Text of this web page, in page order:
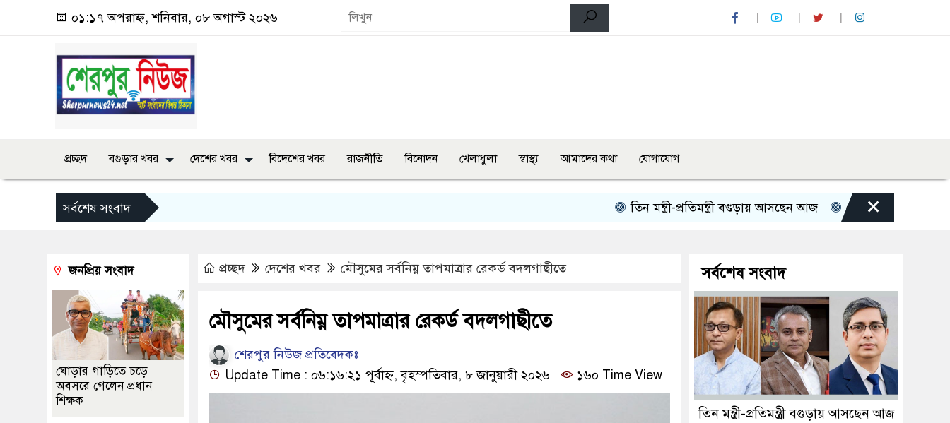
০১:১৭ অপরাহ্ন, শনিবার, ০৮ অগাস্ট ২০২৬
প্রচ্ছদ বগুড়ার খবর দেশের খবর বিদেশের খবর রাজনীতি বিনোদন খেলাধুলা স্বাস্থ্য আমাদের কথা যোগাযোগ
সর্বশেষ সংবাদ তিন মন্ত্রী-প্রতিমন্ত্রী বগুড়ায় আসছেন আজ রোমান্টিক বার্তা দিলেন
×
প্রচ্ছদ দেশের খবর মৌসুমের সর্বনিম্ন তাপমাত্রার রেকর্ড বদলগাছীতে
মৌসুমের সর্বনিম্ন তাপমাত্রার রেকর্ড বদলগাছীতে
শেরপুর নিউজ প্রতিবেদকঃ
Update Time : ০৬:১৬:২১ পূর্বাহ্ন, বৃহস্পতিবার, ৮ জানুয়ারী ২০২৬
১৬০ Time View
জনপ্রিয় সংবাদ
ঘোড়ার গাড়িতে চড়ে
অবসরে গেলেন প্রধান
শিক্ষক
সর্বশেষ সংবাদ
তিন মন্ত্রী-প্রতিমন্ত্রী বগুড়ায় আসছেন আজ